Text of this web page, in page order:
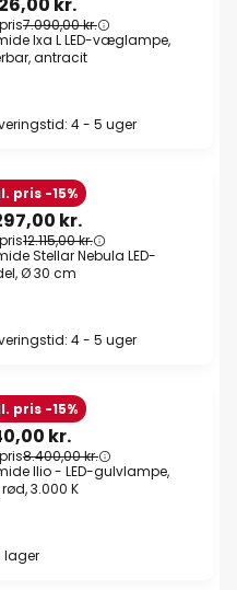
7.090,00 kr.
Ixa L LED-væglampe,
antracit
4 - 5 uger
kr.
12.115,00 kr.
pris -15%
Stellar Nebula LED-
Ø 30 cm
4 - 5 uger
kr.
8.400,00 kr.
pris -15%
Ilio - LED-gulvlampe,
3.000 K
lager